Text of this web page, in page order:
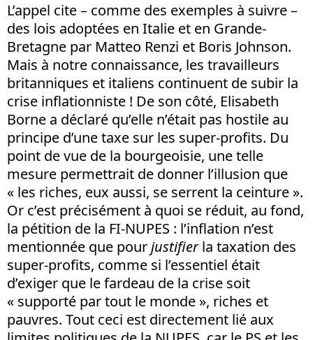
L’appel cite – comme des exemples à suivre –
des lois adoptées en Italie et en Grande-
Bretagne par Matteo Renzi et Boris Johnson.
Mais à notre connaissance, les travailleurs
britanniques et italiens continuent de subir la
crise inflationniste ! De son côté, Elisabeth
Borne a déclaré qu’elle n’était pas hostile au
principe d’une taxe sur les super-profits. Du
point de vue de la bourgeoisie, une telle
mesure permettrait de donner l’illusion que
« les riches, eux aussi, se serrent la ceinture ».
Or c’est précisément à quoi se réduit, au fond,
la pétition de la FI-NUPES : l’inflation n’est
mentionnée que pourjustifierla taxation des
super-profits, comme si l’essentiel était
d’exiger que le fardeau de la crise soit
« supporté par tout le monde », riches et
pauvres. Tout ceci est directement lié aux